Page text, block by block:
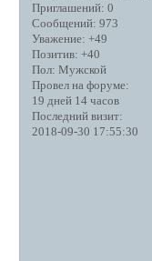
Приглашений: 0
Сообщений: 973
Уважение: +49
Позитив: +40
Пол: Мужской
Провел на форуме:
19 дней 14 часов
Последний визит:
2018-09-30 17:55:30